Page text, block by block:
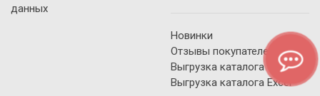
данных
Новинки
Отзывы покупателей
Выгрузка каталога YML
Выгрузка каталога Excel